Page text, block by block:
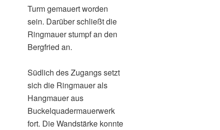
Turm gemauert worden
sein. Darüber schließt die
Ringmauer stumpf an den
Bergfried an.
Südlich des Zugangs setzt
sich die Ringmauer als
Hangmauer aus
Buckelquadermauerwerk
fort. Die Wandstärke konnte